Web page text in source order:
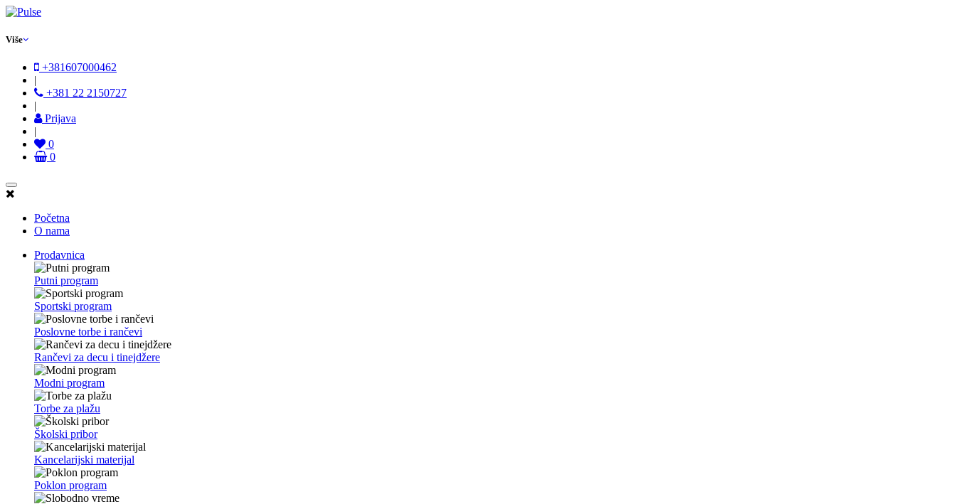
Više
+381607000462
|
+381 22 2150727
|
Prijava
|
0
0
Početna
O nama
Prodavnica
Putni program
Sportski program
Poslovne torbe i rančevi
Rančevi za decu i tinejdžere
Modni program
Torbe za plažu
Školski pribor
Kancelarijski materijal
Poklon program